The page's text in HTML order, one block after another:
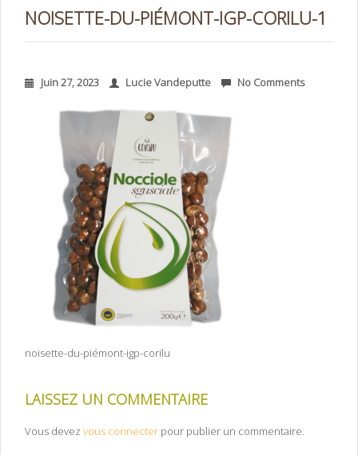
NOISETTE-DU-PIÉMONT-IGP-CORILU-1
Juin 27, 2023 Lucie Vandeputte No Comments
noisette-du-piémont-igp-corilu
LAISSEZ UN COMMENTAIRE
Vous devez vous connecter pour publier un commentaire.